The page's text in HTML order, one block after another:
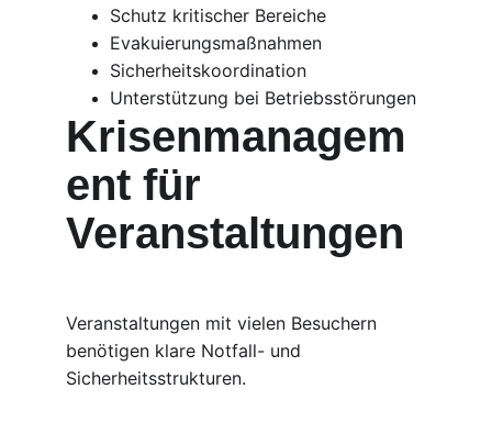
Schutz kritischer Bereiche
Evakuierungsmaßnahmen
Sicherheitskoordination
Unterstützung bei Betriebsstörungen
Krisenmanagem
ent für
Veranstaltungen
Veranstaltungen mit vielen Besuchern
benötigen klare Notfall- und
Sicherheitsstrukturen.